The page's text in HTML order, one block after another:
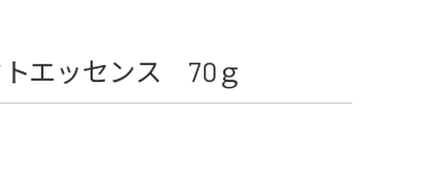
エッセンス 70ｇ